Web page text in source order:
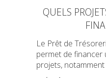
QUELS
Le Prêt de
permet de financer
projets, notamment